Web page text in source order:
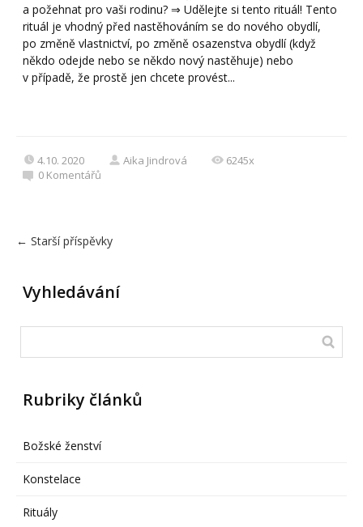
a požehnat pro vaši rodinu? ⇒ Udělejte si tento rituál! Tento
rituál je vhodný před nastěhováním se do nového obydlí,
po změně vlastnictví, po změně osazenstva obydlí (když
někdo odejde nebo se někdo nový nastěhuje) nebo
v případě, že prostě jen chcete provést...
4.10. 2020 Aika Jindrová
6245x
0 Komentářů
← Starší příspěvky
Vyhledávání
Rubriky článků
Božské ženství
Konstelace
Rituály